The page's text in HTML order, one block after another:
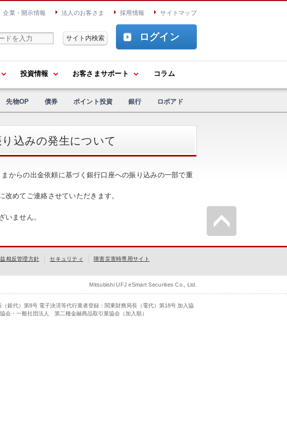
企業・開示情報 法人のお客さま 採用情報 サイトマップ
ログイン
投資情報 お客さまサポート コラム
先物OP 債券 ポイント投資 銀行 ロボアド
込みの発生について
からの出金依頼に基づく銀行口座への振り込みの一部で重
めてご連絡させていただきます。
いません。
相反管理方針 セキュリティ
障害災害時専用サイト
Mitsubishi UFJ eSmart Securities Co., Ltd.
銀代）第8号 電子決済等代行業者登録：関東財務局長（電代）第18号 加入協
・一般社団法人 第二種金融商品取引業協会（加入順）